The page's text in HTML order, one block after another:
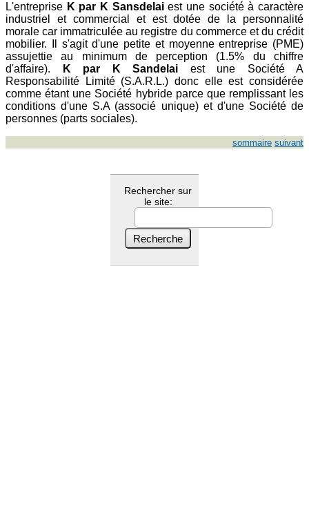
L'entreprise K par K Sansdelaiest une société à caractère
industriel et commercial et est dotée de la personnalité
morale car immatriculée au registre du commerce et du crédit
mobilier. Il s'agit d'une petite et moyenne entreprise (PME)
assujettie au minimum de perception (1.5% du chiffre
d'affaire).
K par K Sandelai est une Société A
Responsabilité Limité (S.A.R.L.) donc elle est considérée
comme étant une Société hybride parce que remplissant les
conditions d'une S.A (associé unique) et d'une Société de
personnes (parts sociales).
sommaire suivant
Rechercher sur
le site: